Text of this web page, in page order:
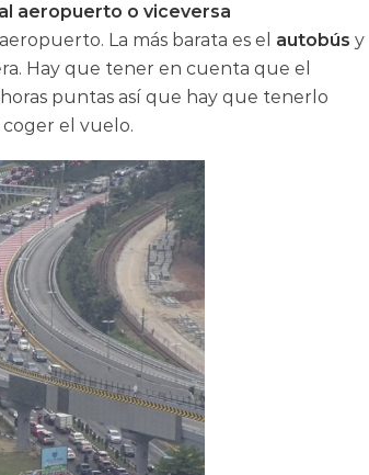
aeropuerto o viceversa
La más barata es el autobús y
Hay que tener en cuenta que el
puntas así que hay que tenerlo
el vuelo.